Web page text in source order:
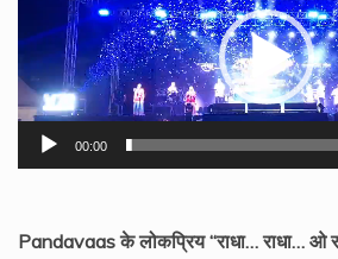
00:00
Pandavaas के लोकप्रिय “राधा… राधा… ओ